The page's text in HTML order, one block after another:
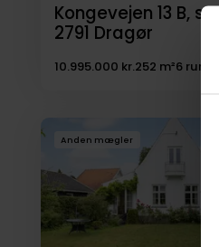
Kongevejen 13 B, st.,
2791 Dragør
10.995.000 kr.252 m²6 rum
Anden mægler